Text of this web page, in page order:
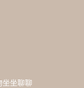
坐坐聊聊